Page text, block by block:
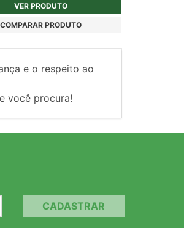
VER PRODUTO
COMPARAR PRODUTO
e o respeito ao
você procura!
CADASTRAR